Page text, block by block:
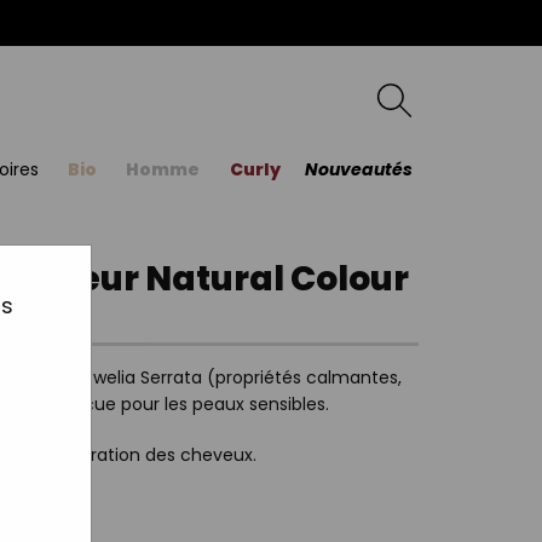
Bio Homme Curly Nouveautés
couleur Natural Colour
de Boswelia Serrata (propriétés calmantes,
conçue pour les peaux sensibles.
de coloration des cheveux.